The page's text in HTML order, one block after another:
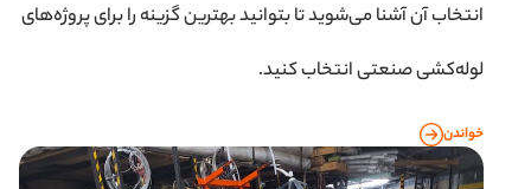
انتخاب آن آشنا می‌شوید تا بتوانید بهترین گزینه را برای پروژه‌های
لوله‌کشی صنعتی انتخاب کنید.
خواندن